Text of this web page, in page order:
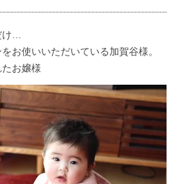
…
お使いいただいている加賀谷様。
お嬢様